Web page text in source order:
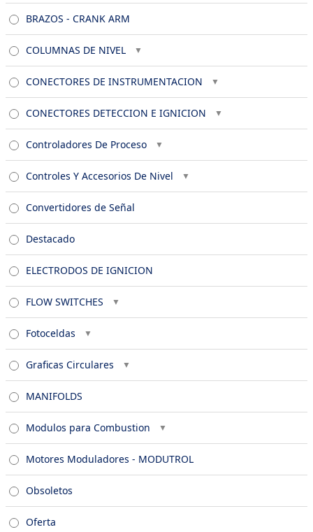
BRAZOS - CRANK ARM
COLUMNAS DE NIVEL
CONECTORES DE INSTRUMENTACION
CONECTORES DETECCION E IGNICION
Controladores De Proceso
Controles Y Accesorios De Nivel
Convertidores de Señal
Destacado
ELECTRODOS DE IGNICION
FLOW SWITCHES
Fotoceldas
Graficas Circulares
MANIFOLDS
Modulos para Combustion
Motores Moduladores - MODUTROL
Obsoletos
Oferta